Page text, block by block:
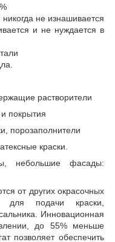
не изнашивается
и не нуждается в
растворители
покрытия
порозаполнители
краски.
небольшие фасады:
от других окрасочных
для подачи краски,
Инновационная
до 55% меньше
позволяет обеспечить